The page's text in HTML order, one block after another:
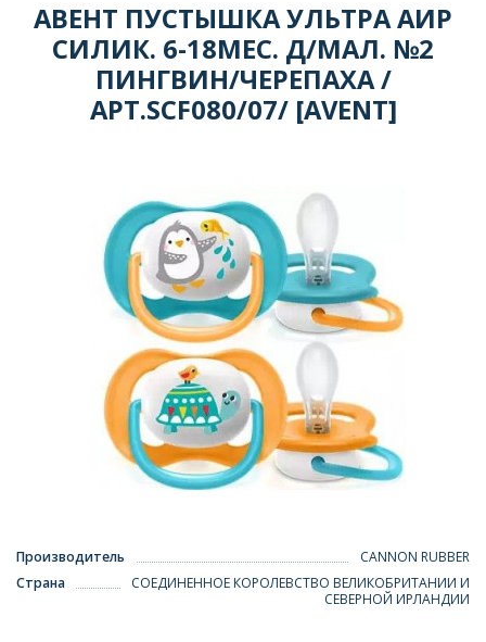
АВЕНТ ПУСТЫШКА УЛЬТРА АИР
СИЛИК. 6-18МЕС. Д/МАЛ. №2
ПИНГВИН/ЧЕРЕПАХА /
АРТ.SCF080/07/ [AVENT]
Производитель
CANNON RUBBER
Страна
СОЕДИНЕННОЕ КОРОЛЕВСТВО ВЕЛИКОБРИТАНИИ И
СЕВЕРНОЙ ИРЛАНДИИ